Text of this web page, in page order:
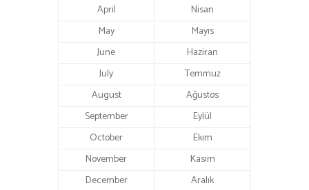
April
Nisan
May
Mayıs
June
Haziran
July
Temmuz
August
Ağustos
September
Eylül
October
Ekim
November
Kasım
December
Aralık